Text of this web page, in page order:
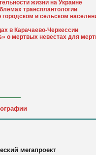
жизни на Украине
трансплантологии
и сельском
в Карачаево-Черкессии
о мертвых невестах для
мегапроект